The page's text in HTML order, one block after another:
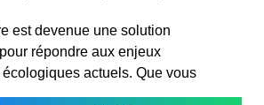
est devenue une solution
répondre aux enjeux
actuels. Que vous